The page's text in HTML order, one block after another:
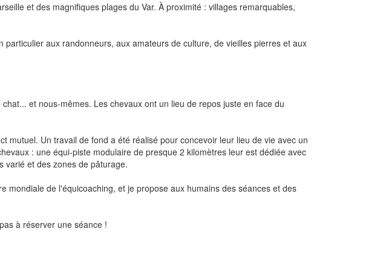
et des magnifiques plages du Var. À proximité : villages remarquables,
aux randonneurs, aux amateurs de culture, de vieilles pierres et aux
et nous-mêmes. Les chevaux ont un lieu de repos juste en face du
mutuel. Un travail de fond a été réalisé pour concevoir leur lieu de vie avec un
: une équi-piste modulaire de presque 2 kilomètres leur est dédiée avec
varié et des zones de pâturage.
mondiale de l'équicoaching, et je propose aux humains des séances et des
à réserver une séance !